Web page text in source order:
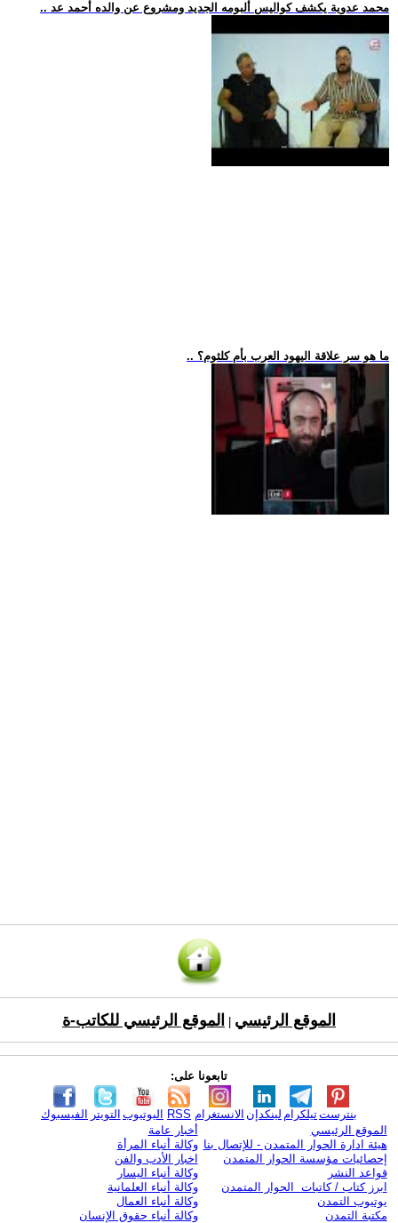
.. محمد عدوية يكشف كواليس ألبومه الجديد ومشروع عن والده أحمد عد
.. ما هو سر علاقة اليهود العرب بأم كلثوم؟
الموقع الرئيسي الموقع الرئيسي للكاتب-ة
تابعونا على:
الفيسبوك التويتر اليوتيوب RSS الانستغرام لينكدإن تيلكرامبنترست
الموقع الرئيسي
هيئة ادارة الحوار المتمدن - للإتصال بنا
إحصائيات مؤسسة الحوار المتمدن
قواعد النشر
ابرز كتاب / كاتبات الحوار المتمدن
يوتيوب التمدن
مكتبة التمدن
أخبار عامة
وكالة أنباء المرأة
اخبار الأدب والفن
وكالة أنباء اليسار
وكالة أنباء العلمانية
وكالة أنباء العمال
وكالة أنباء حقوق الإنسان